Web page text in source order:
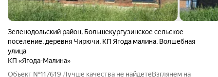
Зеленодольский район, Большекургузинское сельское
поселение, деревня Чирючи, КП Ягода малина, Волшебная
улица
КП «Ягода-Малина»
Объект №117619 Лучше качества не найдетеВзглянем на